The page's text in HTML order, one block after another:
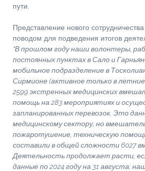
пути.
Представление нового
поводом для подведения итогов
“В прошлом году наши волонтеры,
постоянных пунктах в Сало и
мобильное подразделение в
Сирмионе (активное только в
2599 экстренных медицинских
помощь на 283 мероприятиях и
запланированных перевозок. Это
медицинскому сектору, но
пожаротушение, техническую помощь
составили в общей сложности 6027
Деятельность продолжает расти,
данные по 2024 году на 31 августа: